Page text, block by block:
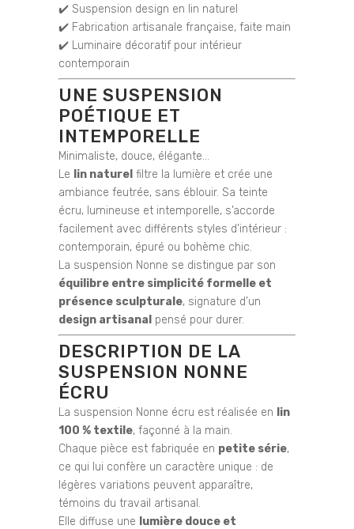
✔️ Suspension design en lin naturel
✔️ Fabrication artisanale française, faite main
✔️ Luminaire décoratif pour intérieur
contemporain
UNE SUSPENSION
POÉTIQUE ET
INTEMPORELLE
Minimaliste, douce, élégante…
Le lin naturel filtre la lumière et crée une
ambiance feutrée, sans éblouir. Sa teinte
écru, lumineuse et intemporelle, s’accorde
facilement avec différents styles d’intérieur :
contemporain, épuré ou bohème chic.
La suspension Nonne se distingue par son
équilibre entre simplicité formelle et
présence sculpturale, signature d’un
design artisanal pensé pour durer.
DESCRIPTION DE LA
SUSPENSION NONNE
ÉCRU
La suspension Nonne écru est réalisée en lin
100 % textile, façonné à la main.
Chaque pièce est fabriquée en petite série,
ce qui lui confère un caractère unique : de
légères variations peuvent apparaître,
témoins du travail artisanal.
Elle diffuse une lumière douce et